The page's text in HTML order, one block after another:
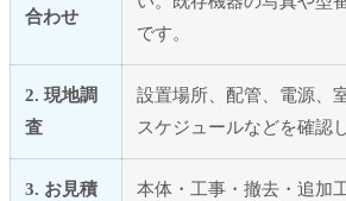
合わせ
です。
2. 現地調
査
設置場所、配管、電源、
スケジュールなどを確認
3. お見積
本体・工事・撤去・追加